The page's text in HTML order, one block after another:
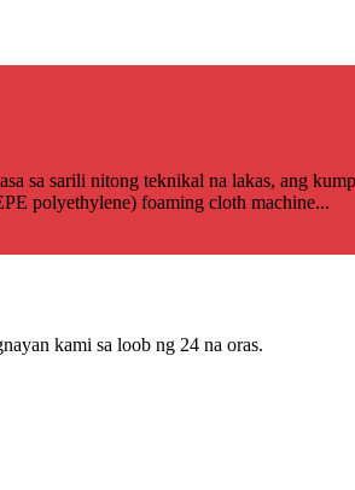
sa sarili nitong teknikal na lakas, ang
polyethylene) foaming cloth machine...
kami sa loob ng 24 na oras.